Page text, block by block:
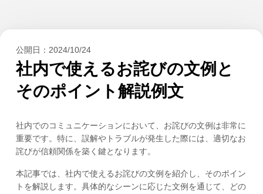
公開日： 2024/10/24
社内で使えるお詫びの文例と
そのポイント解説例文
社内でのコミュニケーションにおいて、お詫びの文例は非常に
重要です。特に、誤解やトラブルが発生した際には、適切なお
詫びが信頼関係を築く鍵となります。
本記事では、社内で使えるお詫びの文例を紹介し、そのポイン
トを解説します。具体的なシーンに応じた文例を通じて、どの